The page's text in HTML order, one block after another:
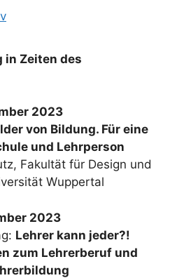
in Zeiten des
2023
von Bildung. Für eine
und Lehrperson
Fakultät für Design und
Wuppertal
2023
Lehrer kann jeder?!
zum Lehrerberuf und